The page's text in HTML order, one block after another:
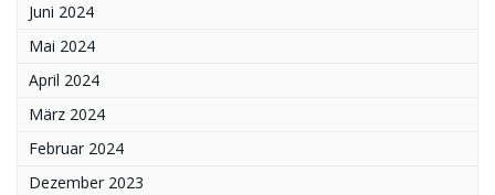
Juni 2024
Mai 2024
April 2024
März 2024
Februar 2024
Dezember 2023